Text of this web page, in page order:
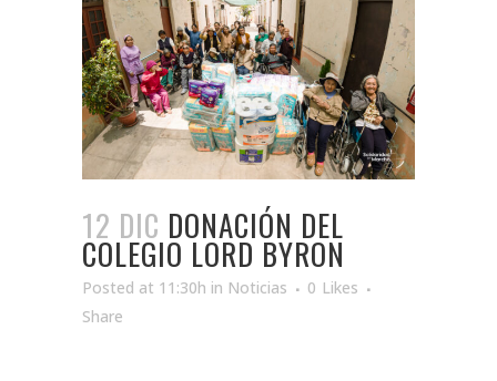
12 DIC DONACIÓN DEL
COLEGIO LORD BYRON
Posted at 11:30h in Noticias 0 Likes
Share